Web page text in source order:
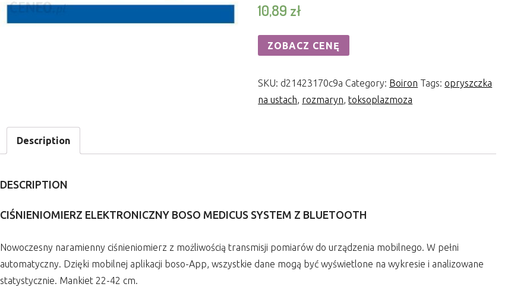
10,89 zł
ZOBACZ CENĘ
SKU:d21423170c9a Category: Boiron Tags:opryszczka
na ustach, rozmaryn,toksoplazmoza
Description
DESCRIPTION
CIŚNIENIOMIERZ ELEKTRONICZNY BOSO MEDICUS SYSTEM Z BLUETOOTH
Nowoczesny naramienny ciśnieniomierz z możliwością transmisji pomiarów do urządzenia mobilnego. W pełni
automatyczny. Dzięki mobilnej aplikacji boso-App, wszystkie dane mogą być wyświetlone na wykresie i analizowane
statystycznie. Mankiet 22-42 cm.